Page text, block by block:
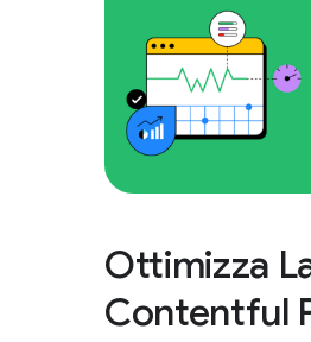
Ottimizza
Contentful